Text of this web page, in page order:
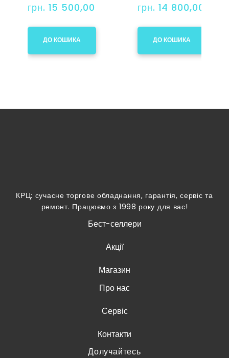
грн. 15 500,00
ДО КОШИКА
грн. 14 800,00
ДО КОШИКА
КРЦ: сучасне торгове обладнання, гарантія, сервіс та
ремонт. Працюємо з 1998 року для вас!
Бест-селлери
Акції
Магазин
Про нас
Сервіс
Контакти
Долучайтесь